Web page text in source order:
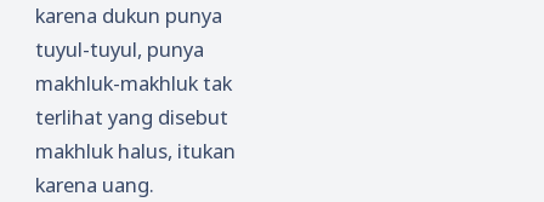
karena dukun punya
tuyul-tuyul, punya
makhluk-makhluk tak
terlihat yang disebut
makhluk halus, itukan
karena uang.